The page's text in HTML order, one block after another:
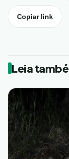
Copiar link
Leia